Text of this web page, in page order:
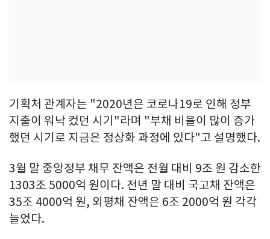
기획처 관계자는 "2020년은 코로나19로 인해 정부
지출이 워낙 컸던 시기"라며 "부채 비율이 많이 증가
했던 시기로 지금은 정상화 과정에 있다"고 설명했다.
3월 말 중앙정부 채무 잔액은 전월 대비 9조 원 감소한
1303조 5000억 원이다. 전년 말 대비 국고채 잔액은
35조 4000억 원, 외평채 잔액은 6조 2000억 원 각각
늘었다.